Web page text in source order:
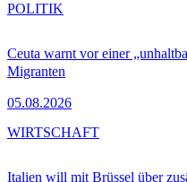
Ceuta warnt vor einer
Migranten
05.08.2026
POLITIK
Italien will mit Brüssel über
WIRTSCHAFT